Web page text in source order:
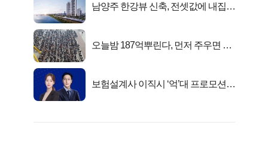
남양주 한강뷰 신축, 전셋값에 내집마
오늘밤 187억뿌린다, 먼저 주우면 최
보험설계사 이직시 ‘억’대 프로모션!